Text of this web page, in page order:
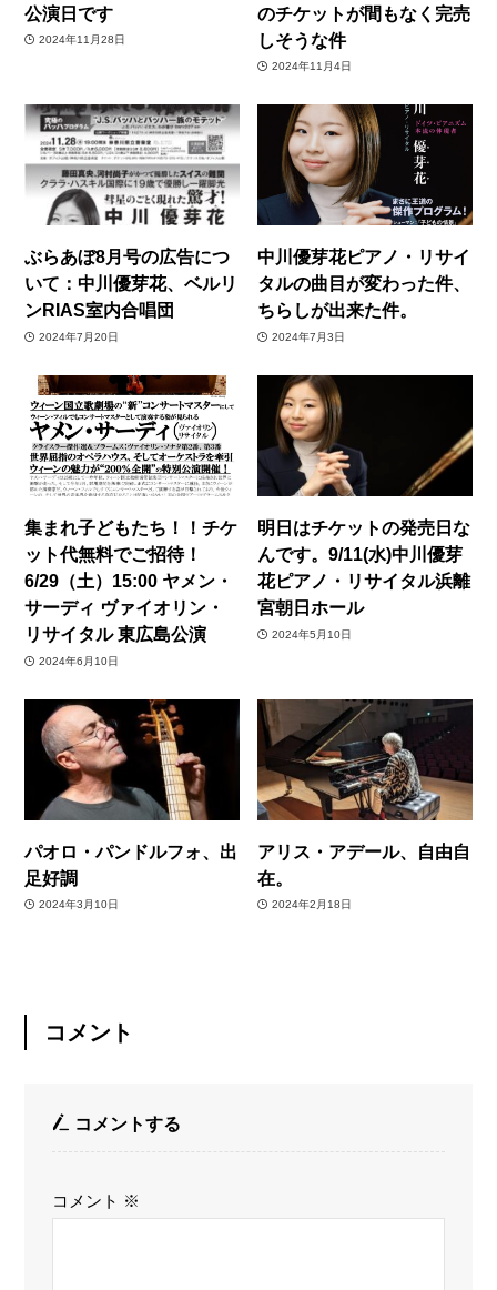
公演日です
2024年11月28日
のチケットが間もなく完売
しそうな件
2024年11月4日
ぶらあぼ8月号の広告につ
いて：中川優芽花、ベルリ
ンRIAS室内合唱団
2024年7月20日
中川優芽花ピアノ・リサイ
タルの曲目が変わった件、
ちらしが出来た件。
2024年7月3日
集まれ子どもたち！！チケ
ット代無料でご招待！
6/29（土）15:00 ヤメン・
サーディ ヴァイオリン・
リサイタル 東広島公演
2024年6月10日
明日はチケットの発売日な
んです。9/11(水)中川優芽
花ピアノ・リサイタル浜離
宮朝日ホール
2024年5月10日
パオロ・パンドルフォ、出
足好調
2024年3月10日
アリス・アデール、自由自
在。
2024年2月18日
コメント
コメントする
コメント ※